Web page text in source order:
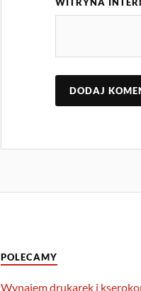
WITRYNA
POLECAMY
Wynajem drukarek i